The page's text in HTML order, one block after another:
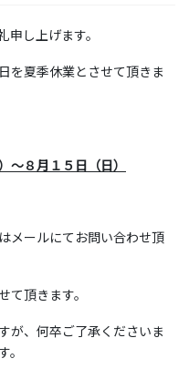
し上げます。
を夏季休業とさせて頂きま
～８月１５日（日）
メールにてお問い合わせ頂
て頂きます。
が、何卒ご了承くださいま